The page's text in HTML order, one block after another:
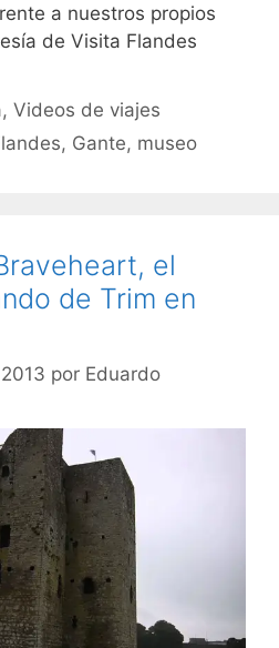
a nuestros propios
de Visita Flandes
,Videos de viajes
, Gante, museo
el
de Trim en
por Eduardo